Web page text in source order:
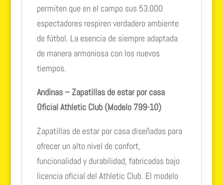
permiten que en el campo sus 53.000
espectadores respiren verdadero ambiente
de fútbol. La esencia de siempre adaptada
de manera armoniosa con los nuevos
tiempos.
Andinas – Zapatillas de estar por casa
Oficial Athletic Club (Modelo 799-10)
Zapatillas de estar por casa diseñadas para
ofrecer un alto nivel de confort,
funcionalidad y durabilidad, fabricadas bajo
licencia oficial del Athletic Club. El modelo